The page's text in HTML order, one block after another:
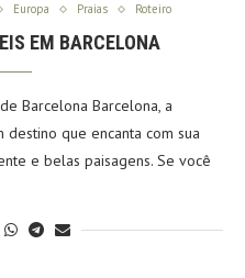
Europa Praias Roteiro
EM BARCELONA
Barcelona Barcelona, a
destino que encanta com sua
e belas paisagens. Se você